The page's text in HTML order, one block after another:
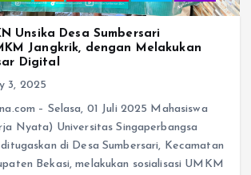
Unsika Desa Sumbersari
Jangkrik, dengan Melakukan
Digital
3, 2025
– Selasa, 01 Juli 2025 Mahasiswa
Nyata) Universitas Singaperbangsa
di Desa Sumbersari, Kecamatan
Bekasi, melakukan sosialisasi UMKM